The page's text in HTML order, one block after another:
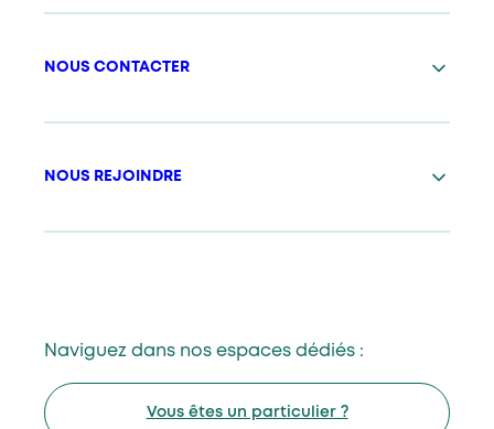
NOUS CONTACTER
NOUS REJOINDRE
Naviguez dans nos espaces dédiés :
Vous êtes un particulier ?